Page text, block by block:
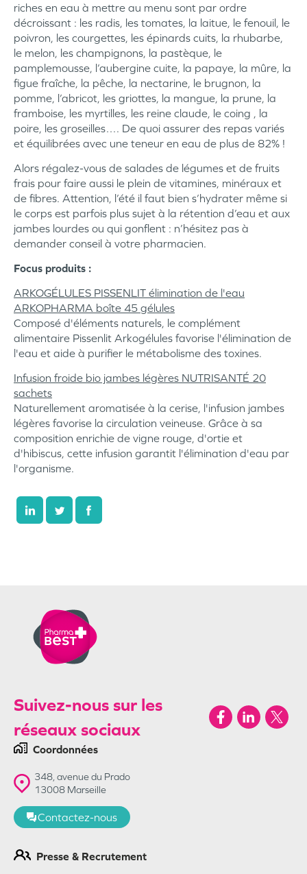
riches en eau à mettre au menu sont par ordre
décroissant : les radis, les tomates, la laitue, le fenouil, le
poivron, les courgettes, les épinards cuits, la rhubarbe,
le melon, les champignons, la pastèque, le
pamplemousse, l’aubergine cuite, la papaye, la mûre, la
figue fraîche, la pêche, la nectarine, le brugnon, la
pomme, l’abricot, les griottes, la mangue, la prune, la
framboise, les myrtilles, les reine claude, le coing , la
poire, les groseilles…. De quoi assurer des repas variés
et équilibrées avec une teneur en eau de plus de 82% !
Alors régalez-vous de salades de légumes et de fruits
frais pour faire aussi le plein de vitamines, minéraux et
de fibres. Attention, l’été il faut bien s’hydrater même si
le corps est parfois plus sujet à la rétention d’eau et aux
jambes lourdes ou qui gonflent : n’hésitez pas à
demander conseil à votre pharmacien.
Focus produits :
ARKOGÉLULES PISSENLIT élimination de l'eau
ARKOPHARMA boîte 45 gélules
Composé d'éléments naturels, le complément
alimentaire Pissenlit Arkogélules favorise l'élimination de
l'eau et aide à purifier le métabolisme des toxines.
Infusion froide bio jambes légères NUTRISANTÉ 20
sachets
Naturellement aromatisée à la cerise, l'infusion jambes
légères favorise la circulation veineuse. Grâce à sa
composition enrichie de vigne rouge, d'ortie et
d'hibiscus, cette infusion garantit l'élimination d'eau par
l'organisme.
Suivez-nous sur les
réseaux sociaux
Coordonnées
348, avenue du Prado
13008 Marseille
Contactez-nous
Presse & Recrutement